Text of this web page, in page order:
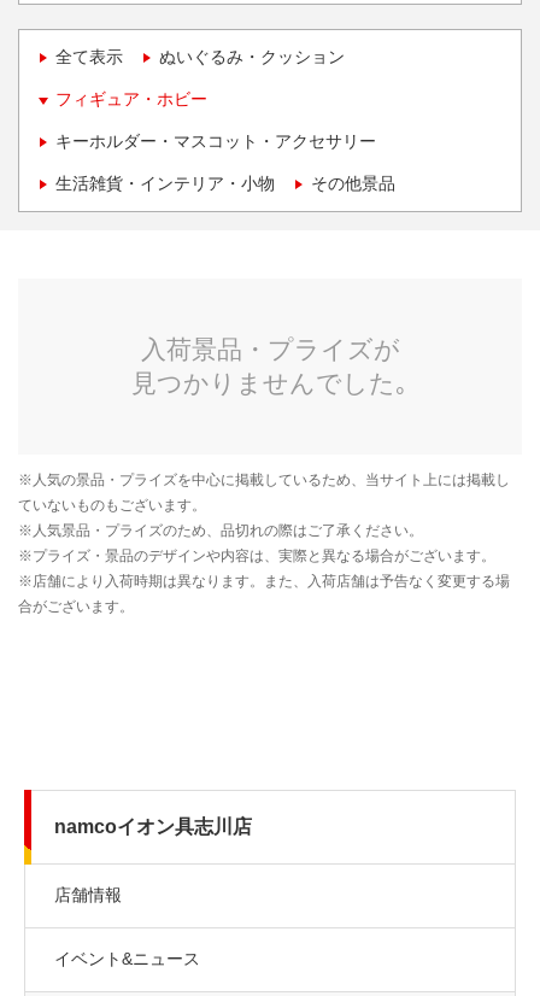
全て表示 ぬいぐるみ・クッション
フィギュア・ホビー
キーホルダー・マスコット・アクセサリー
生活雑貨・インテリア・小物 その他景品
namcoイオン具志川店
店舗情報
イベント&ニュース